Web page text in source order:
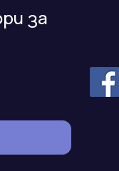
за